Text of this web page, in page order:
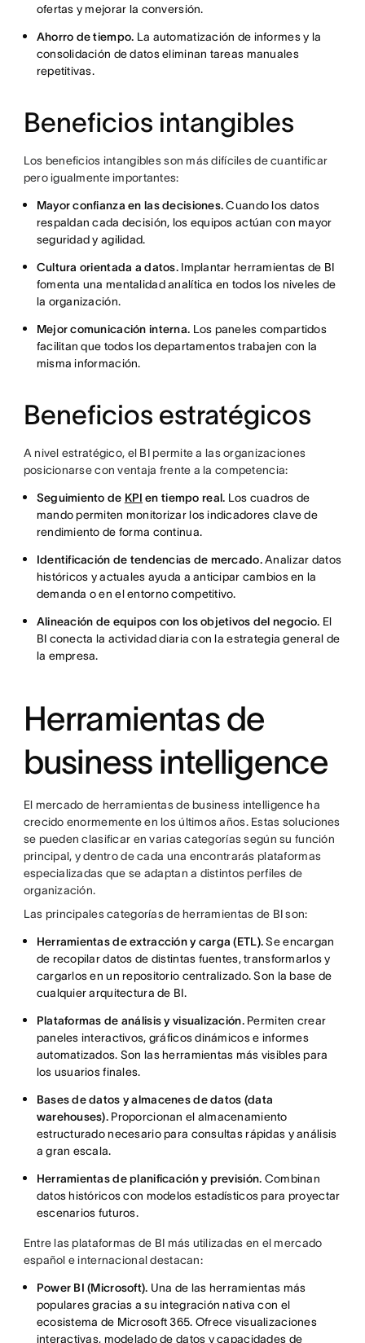
ofertas y mejorar la conversión.
Ahorro de tiempo. La automatización de informes y la
consolidación de datos eliminan tareas manuales
repetitivas.
Beneficios intangibles
Los beneficios intangibles son más difíciles de cuantificar
pero igualmente importantes:
Mayor confianza en las decisiones.Cuando los datos
respaldan cada decisión, los equipos actúan con mayor
seguridad y agilidad.
Cultura orientada a datos.Implantar herramientas de BI
fomenta una mentalidad analítica en todos los niveles de
la organización.
Mejor comunicación interna. Los paneles compartidos
facilitan que todos los departamentos trabajen con la
misma información.
Beneficios estratégicos
A nivel estratégico, el BI permite a las organizaciones
posicionarse con ventaja frente a la competencia:
Seguimiento de KPI en tiempo real. Los cuadros de
mando permiten monitorizar los indicadores clave de
rendimiento de forma continua.
Identificación de tendencias de mercado.Analizar datos
históricos y actuales ayuda a anticipar cambios en la
demanda o en el entorno competitivo.
Alineación de equipos con los objetivos del negocio. El
BI conecta la actividad diaria con la estrategia general de
la empresa.
Herramientas de
business intelligence
El mercado de herramientas de business intelligence ha
crecido enormemente en los últimos años. Estas soluciones
se pueden clasificar en varias categorías según su función
principal, y dentro de cada una encontrarás plataformas
especializadas que se adaptan a distintos perfiles de
organización.
Las principales categorías de herramientas de BI son:
Herramientas de extracción y carga (ETL).Se encargan
de recopilar datos de distintas fuentes, transformarlos y
cargarlos en un repositorio centralizado. Son la base de
cualquier arquitectura de BI.
Plataformas de análisis y visualización.Permiten crear
paneles interactivos, gráficos dinámicos e informes
automatizados. Son las herramientas más visibles para
los usuarios finales.
Bases de datos y almacenes de datos (data
warehouses). Proporcionan el almacenamiento
estructurado necesario para consultas rápidas y análisis
a gran escala.
Herramientas de planificación y previsión. Combinan
datos históricos con modelos estadísticos para proyectar
escenarios futuros.
Entre las plataformas de BI más utilizadas en el mercado
español e internacional destacan:
Power BI (Microsoft). Una de las herramientas más
populares gracias a su integración nativa con el
ecosistema de Microsoft 365. Ofrece visualizaciones
interactivas, modelado de datos y capacidades de